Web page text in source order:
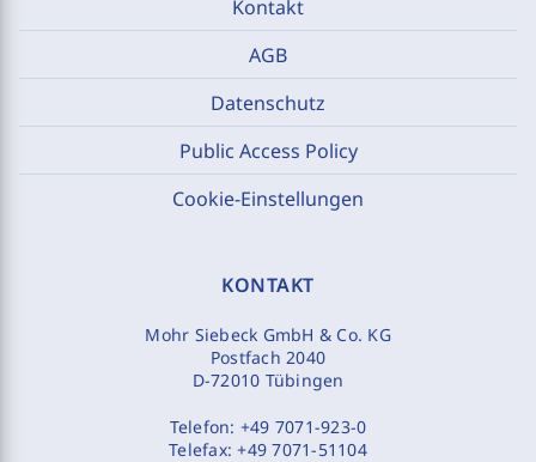
Kontakt
AGB
Datenschutz
Public Access Policy
Cookie-Einstellungen
KONTAKT
Mohr Siebeck GmbH & Co. KG
Postfach 2040
D-72010 Tübingen
Telefon: +49 7071-923-0
Telefax:+49 7071-51104